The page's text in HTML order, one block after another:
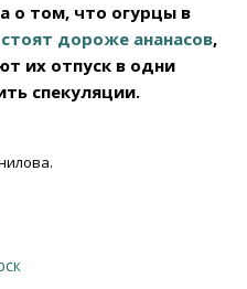
о том, что огурцы в
стоят дороже ананасов,
их отпуск в одни
спекуляции.